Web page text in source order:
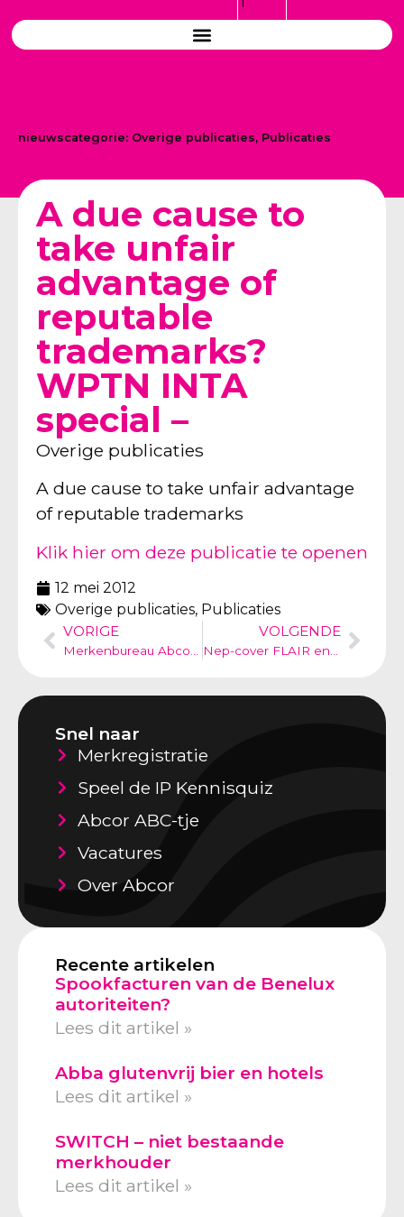
nieuwscategorie: Overige publicaties, Publicaties
A due cause to
take unfair
advantage of
reputable
trademarks?
WPTN INTA
special –
Overige publicaties
A due cause to take unfair advantage
of reputable trademarks
Klik hier om deze publicatie te openen
12 mei 2012
Overige publicaties, Publicaties
VORIGE
Merkenbureau Abcor verzorgt Benelux bijdrage in de speciale INTA editie van World Patent & Trademark News
VOLGENDE
Nep-cover FLAIR en LIBELLE toelaatbare parodie?
Snel naar
Merkregistratie
Speel de IP Kennisquiz
Abcor ABC-tje
Vacatures
Over Abcor
Recente artikelen
Spookfacturen van de Benelux
autoriteiten?
Lees dit artikel »
Abba glutenvrij bier en hotels
Lees dit artikel »
SWITCH – niet bestaande
merkhouder
Lees dit artikel »